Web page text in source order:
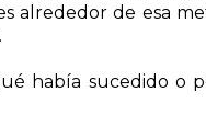
alrededor de esa
había sucedido o